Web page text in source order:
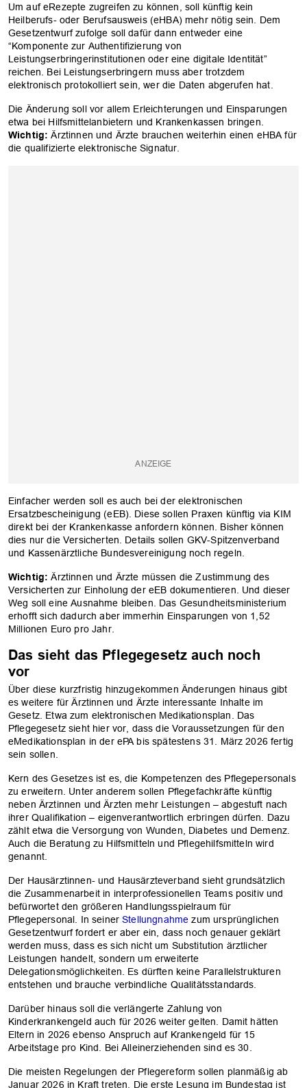
Um auf eRezepte zugreifen zu können, soll künftig kein
Heilberufs- oder Berufsausweis (eHBA) mehr nötig sein. Dem
Gesetzentwurf zufolge soll dafür dann entweder eine
“Komponente zur Authentifizierung von
Leistungserbringerinstitutionen oder eine digitale Identität”
reichen. Bei Leistungserbringern muss aber trotzdem
elektronisch protokolliert sein, wer die Daten abgerufen hat.
Die Änderung soll vor allem Erleichterungen und Einsparungen
etwa bei Hilfsmittelanbietern und Krankenkassen bringen.
Wichtig: Ärztinnen und Ärzte brauchen weiterhin einen eHBA für
die qualifizierte elektronische Signatur.
Einfacher werden soll es auch bei der elektronischen
Ersatzbescheinigung (eEB). Diese sollen Praxen künftig via KIM
direkt bei der Krankenkasse anfordern können. Bisher können
dies nur die Versicherten. Details sollen GKV-Spitzenverband
und Kassenärztliche Bundesvereinigung noch regeln.
Wichtig: Ärztinnen und Ärzte müssen die Zustimmung des
Versicherten zur Einholung der eEB dokumentieren. Und dieser
Weg soll eine Ausnahme bleiben. Das Gesundheitsministerium
erhofft sich dadurch aber immerhin Einsparungen von 1,52
Millionen Euro pro Jahr.
Das sieht das Pflegegesetz auch noch
vor
Über diese kurzfristig hinzugekommen Änderungen hinaus gibt
es weitere für Ärztinnen und Ärzte interessante Inhalte im
Gesetz. Etwa zum elektronischen Medikationsplan. Das
Pflegegesetz sieht hier vor, dass die Voraussetzungen für den
eMedikationsplan in der ePA bis spätestens 31. März 2026 fertig
sein sollen.
Kern des Gesetzes ist es, die Kompetenzen des Pflegepersonals
zu erweitern. Unter anderem sollen Pflegefachkräfte künftig
neben Ärztinnen und Ärzten mehr Leistungen – abgestuft nach
ihrer Qualifikation – eigenverantwortlich erbringen dürfen. Dazu
zählt etwa die Versorgung von Wunden, Diabetes und Demenz.
Auch die Beratung zu Hilfsmitteln und Pflegehilfsmitteln wird
genannt.
Der Hausärztinnen- und Hausärzteverband sieht grundsätzlich
die Zusammenarbeit in interprofessionellen Teams positiv und
befürwortet den größeren Handlungsspielraum für
Pflegepersonal. In seinerStellungnahme zum ursprünglichen
Gesetzentwurf fordert er aber ein, dass noch genauer geklärt
werden muss, dass es sich nicht um Substitution ärztlicher
Leistungen handelt, sondern um erweiterte
Delegationsmöglichkeiten. Es dürften keine Parallelstrukturen
entstehen und brauche verbindliche Qualitätsstandards.
Darüber hinaus soll die verlängerte Zahlung von
Kinderkrankengeld auch für 2026 weiter gelten. Damit hätten
Eltern in 2026 ebenso Anspruch auf Krankengeld für 15
Arbeitstage pro Kind. Bei Alleinerziehenden sind es 30.
Die meisten Regelungen der Pflegereform sollen planmäßig ab
Januar 2026 in Kraft treten. Die erste Lesung im Bundestag ist